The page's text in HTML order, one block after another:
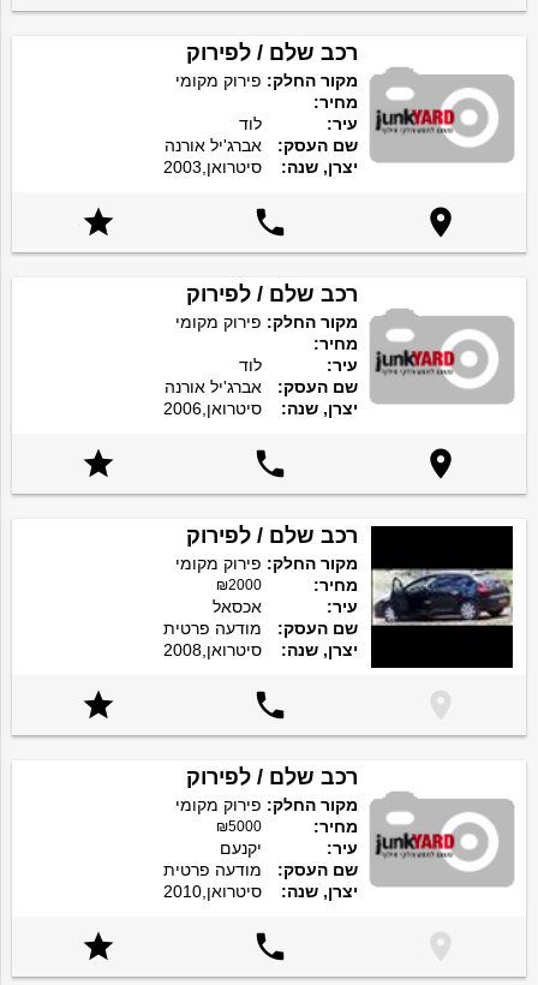
רכב שלם / לפירוק
מקור החלק: פירוק מקומי
מחיר:
עיר:
לוד
שם העסק:
אברג'יל אורנה
יצרן, שנה:
סיטרואן,2003



רכב שלם / לפירוק
מקור החלק: פירוק מקומי
מחיר:
עיר:
לוד
שם העסק:
אברג'יל אורנה
יצרן, שנה:
סיטרואן,2006



רכב שלם / לפירוק
מקור החלק: פירוק מקומי
מחיר:
₪2000
עיר:
אכסאל
שם העסק:
מודעה פרטית
יצרן, שנה:
סיטרואן,2008



רכב שלם / לפירוק
מקור החלק: פירוק מקומי
מחיר:
₪5000
עיר:
יקנעם
שם העסק:
מודעה פרטית
יצרן, שנה:
סיטרואן,2010


